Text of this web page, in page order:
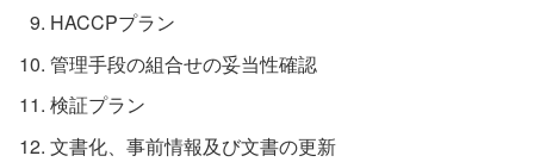
HACCPプラン
管理手段の組合せの妥当性確認
検証プラン
文書化、事前情報及び文書の更新